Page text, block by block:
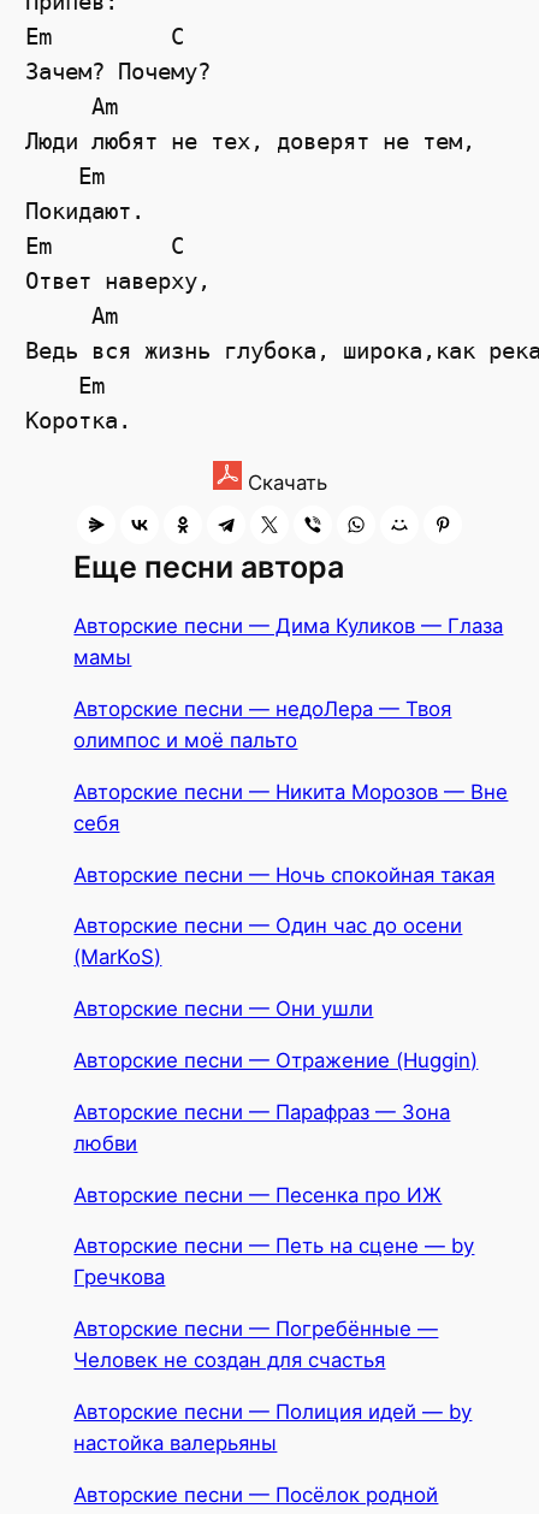
Em
C
Зачем? Почему?
Am
Люди любят не тех, доверят не тем,
Em
Покидают.
Em
C
Ответ наверху,
Am
Ведь вся жизнь глубока, широка,как
Em
Коротка.
Скачать
Еще песни автора
Авторские песни — Дима Куликов — Глаза
мамы
Авторские песни — недоЛера — Твоя
олимпос и моё пальто
Авторские песни — Никита Морозов — Вне
себя
Авторские песни — Ночь спокойная такая
Авторские песни — Один час до осени
(MarKoS)
Авторские песни — Они ушли
Авторские песни — Отражение (Huggin)
Авторские песни — Парафраз — Зона
любви
Авторские песни — Песенка про ИЖ
Авторские песни — Петь на сцене — by
Гречкова
Авторские песни — Погребённые —
Человек не создан для счастья
Авторские песни — Полиция идей — by
настойка валерьяны
Авторские песни — Посёлок родной